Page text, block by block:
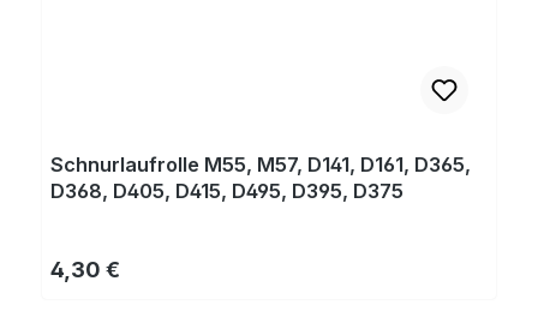
Schnurlaufrolle M55, M57, D141, D161, D365,
D368, D405, D415, D495, D395, D375
Regulärer Preis:
4,30 €